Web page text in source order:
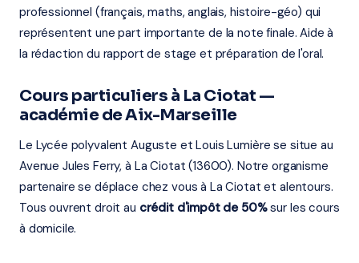
professionnel (français, maths, anglais, histoire-géo) qui
représentent une part importante de la note finale. Aide à
la rédaction du rapport de stage et préparation de l'oral.
Cours particuliers à La Ciotat —
académie de Aix-Marseille
Le Lycée polyvalent Auguste et Louis Lumière se situe au
Avenue Jules Ferry, à La Ciotat (13600). Notre organisme
partenaire se déplace chez vous à La Ciotat et alentours.
Tous ouvrent droit au crédit d'impôt de 50%sur les cours
à domicile.